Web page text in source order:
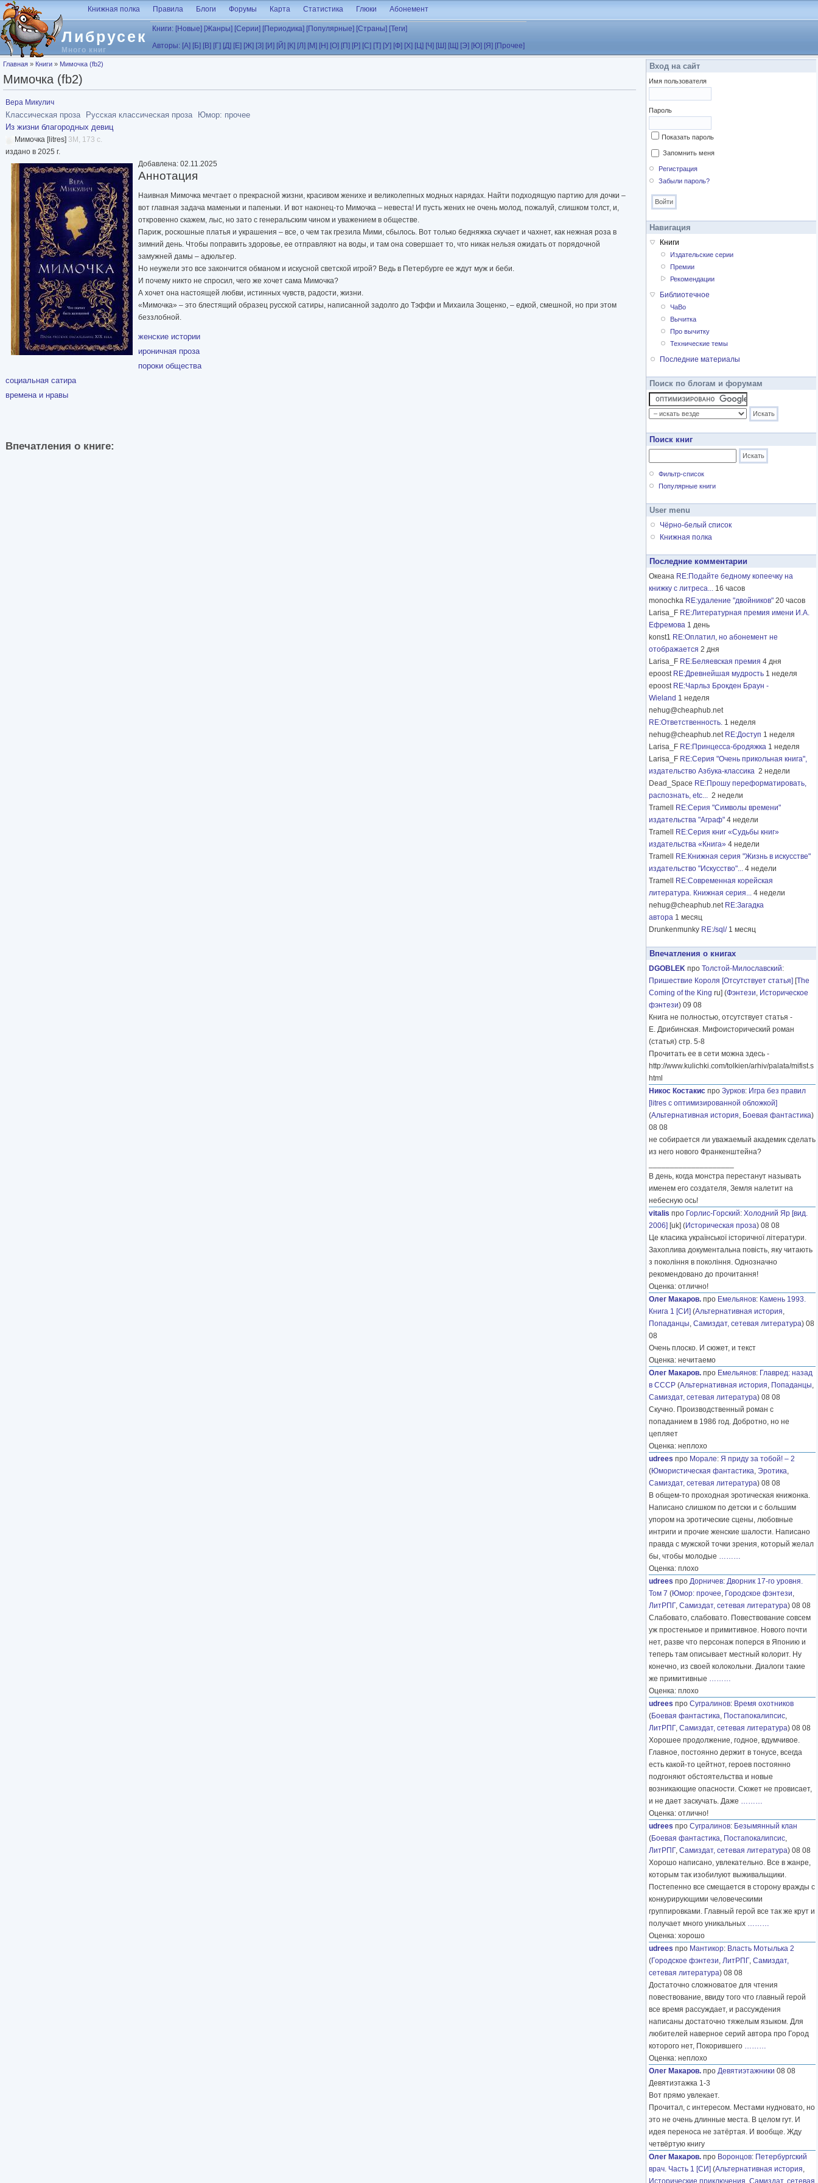
Перейти к основному содержанию
Либрусек
Много книг
Книжная полка Правила Блоги Форумы Карта Статистика Глюки Абонемент
Книги: [Новые] [Жанры] [Серии] [Периодика] [Популярные] [Страны] [Теги]
Авторы: [А] [Б] [В] [Г] [Д] [Е] [Ж] [З] [И] [Й] [К] [Л] [М] [Н] [О] [П] [Р] [С] [Т] [У] [Ф] [Х] [Ц] [Ч] [Ш] [Щ] [Э] [Ю] [Я] [Прочее]
Вы здесь
Главная » Книги » Мимочка (fb2)
Мимочка (fb2)
Вера Микулич
Классическая проза Русская классическая проза
Юмор: прочее
Из жизни благородных девиц
Мимочка [litres] 3M, 173 с.
издано в 2025 г.
Добавлена: 02.11.2025
Аннотация
Наивная Мимочка мечтает о прекрасной жизни, красивом женихе и великолепных модных нарядах. Найти подходящую партию для дочки –
вот главная задача маменьки и папеньки. И вот наконец-то Мимочка – невеста! И пусть жених не очень молод, пожалуй, слишком толст, и,
откровенно скажем, лыс, но зато с генеральским чином и уважением в обществе.
Париж, роскошные платья и украшения – все, о чем так грезила Мими, сбылось. Вот только бедняжка скучает и чахнет, как нежная роза в
зимний день. Чтобы поправить здоровье, ее отправляют на воды, и там она совершает то, что никак нельзя ожидать от порядочной
замужней дамы – адюльтер.
Но неужели это все закончится обманом и искусной светской игрой? Ведь в Петербурге ее ждут муж и беби.
И почему никто не спросил, чего же хочет сама Мимочка?
А хочет она настоящей любви, истинных чувств, радости, жизни.
«Мимочка» – это блестящий образец русской сатиры, написанной задолго до Тэффи и Михаила Зощенко, – едкой, смешной, но при этом
беззлобной.
женские истории
ироничная проза
пороки общества
социальная сатира
времена и нравы
Впечатления о книге:
Вход на сайт
Имя пользователя
Пароль
Показать пароль
Запомнить меня
Регистрация
Забыли пароль?
Навигация
Книги
Издательские серии
Премии
Рекомендации
Библиотечное
ЧаВо
Вычитка
Про вычитку
Технические темы
Последние материалы
Поиск по блогам и форумам
Поиск книг
Фильтр-список
Популярные книги
User menu
Чёрно-белый список
Книжная полка
Последние комментарии
Океана RE:Подайте бедному копеечку на
книжку с литреса... 16 часов
monochka RE:удаление "двойников" 20 часов
Larisa_F RE:Литературная премия имени И.А.
Ефремова 1 день
konst1 RE:Оплатил, но абонемент не
отображается 2 дня
Larisa_F RE:Беляевская премия 4 дня
epoost RE:Древнейшая мудрость 1 неделя
epoost RE:Чарльз Брокден Браун -
Wieland 1 неделя
nehug@cheaphub.net
RE:Ответственность. 1 неделя
nehug@cheaphub.net RE:Доступ 1 неделя
Larisa_F RE:Принцесса-бродяжка 1 неделя
Larisa_F RE:Серия "Очень прикольная книга",
издательство Азбука-классика 2 недели
Dead_Space RE:Прошу переформатировать,
распознать, etc... 2 недели
Tramell
RE:Серия "Символы времени"
издательства "Аграф" 4 недели
Tramell
RE:Серия книг «Судьбы книг»
издательства «Книга» 4 недели
Tramell
RE:Книжная серия "Жизнь в искусстве"
издательство "Искусство"... 4 недели
Tramell
RE:Современная корейская
литература. Книжная серия... 4 недели
nehug@cheaphub.net RE:Загадка
автора 1 месяц
Drunkenmunky RE:/sql/ 1 месяц
Впечатления о книгах
DGOBLEK про Толстой-Милославский:
Пришествие Короля [Отсутствует статья] [The
Coming of the King ru] (Фэнтези, Историческое
фэнтези) 09 08
Книга не полностью, отсутствует статья -
Е. Дрибинская. Мифоисторический роман
(статья) стр. 5-8
Прочитать ее в сети можна здесь -
http://www.kulichki.com/tolkien/arhiv/palata/mifist.s
html
Никос Костакис про Зурков: Игра без правил
[litres с оптимизированной обложкой]
(Альтернативная история, Боевая фантастика)
08 08
не собирается ли уважаемый академик сделать
из него нового Франкенштейна?
В день, когда монстра перестанут называть
именем его создателя, Земля налетит на
небесную ось!
vitalis про Горлис-Горский: Холодний Яр [вид.
2006] [uk] (Историческая проза) 08 08
Це класика української історичної літератури.
Захоплива документальна повість, яку читають
з покоління в покоління. Однозначно
рекомендовано до прочитання!
Оценка: отлично!
Олег Макаров. про Емельянов: Камень 1993.
Книга 1 [СИ] (Альтернативная история,
Попаданцы, Самиздат, сетевая литература) 08
08
Очень плоско. И сюжет, и текст
Оценка: нечитаемо
Олег Макаров. про Емельянов: Главред: назад
в СССР (Альтернативная история, Попаданцы,
Самиздат, сетевая литература) 08 08
Скучно. Производственный роман с
попаданием в 1986 год. Добротно, но не
цепляет
Оценка: неплохо
udrees про Морале: Я приду за тобой! – 2
(Юмористическая фантастика, Эротика,
Самиздат, сетевая литература) 08 08
В общем-то проходная эротическая книжонка.
Написано слишком по детски и с большим
упором на эротические сцены, любовные
интриги и прочие женские шалости. Написано
правда с мужской точки зрения, который желал
бы, чтобы молодые ………
Оценка: плохо
udrees про Дорничев: Дворник 17-го уровня.
Том 7 (Юмор: прочее, Городское фэнтези,
ЛитРПГ, Самиздат, сетевая литература) 08 08
Слабовато, слабовато. Повествование совсем
уж простенькое и примитивное. Нового почти
нет, разве что персонаж поперся в Японию и
теперь там описывает местный колорит. Ну
конечно, из своей колокольни. Диалоги такие
же примитивные ………
Оценка: плохо
udrees про Сугралинов: Время охотников
(Боевая фантастика, Постапокалипсис,
ЛитРПГ, Самиздат, сетевая литература) 08 08
Хорошее продолжение, годное, вдумчивое.
Главное, постоянно держит в тонусе, всегда
есть какой-то цейтнот, героев постоянно
подгоняют обстоятельства и новые
возникающие опасности. Сюжет не провисает,
и не дает заскучать. Даже ………
Оценка: отлично!
udrees про Сугралинов: Безымянный клан
(Боевая фантастика, Постапокалипсис,
ЛитРПГ, Самиздат, сетевая литература) 08 08
Хорошо написано, увлекательно. Все в жанре,
которым так изобилуют выживальщики.
Постепенно все смещается в сторону вражды с
конкурирующими человеческими
группировками. Главный герой все так же крут и
получает много уникальных ………
Оценка: хорошо
udrees про Мантикор: Власть Мотылька 2
(Городское фэнтези, ЛитРПГ, Самиздат,
сетевая литература) 08 08
Достаточно сложноватое для чтения
повествование, ввиду того что главный герой
все время рассуждает, и рассуждения
написаны достаточно тяжелым языком. Для
любителей наверное серий автора про Город
которого нет, Покорившего ………
Оценка: неплохо
Олег Макаров. про Девятиэтажники 08 08
Девятиэтажка 1-3
Вот прямо увлекает.
Прочитал, с интересом. Местами нудновато, но
это не очень длинные места. В целом гут. И
идея переноса не затёртая. И вообще. Жду
четвёртую книгу
Олег Макаров. про Воронцов: Петербургский
врач. Часть 1 [СИ] (Альтернативная история,